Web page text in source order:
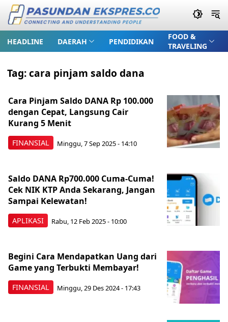
HEADLINE DAERAH PENDIDIKAN
FOOD &
TRAVELING
Tag:cara pinjam saldo dana
FINANSIAL
Cara Pinjam Saldo DANA Rp 100.000
dengan Cepat, Langsung Cair
Kurang 5 Menit
Minggu, 7 Sep 2025 - 14:10
APLIKASI
Saldo DANA Rp700.000 Cuma-Cuma!
Cek NIK KTP Anda Sekarang, Jangan
Sampai Kelewatan!
Rabu, 12 Feb 2025 - 10:00
FINANSIAL
Begini Cara Mendapatkan Uang dari
Game yang Terbukti Membayar!
Minggu, 29 Des 2024 - 17:43